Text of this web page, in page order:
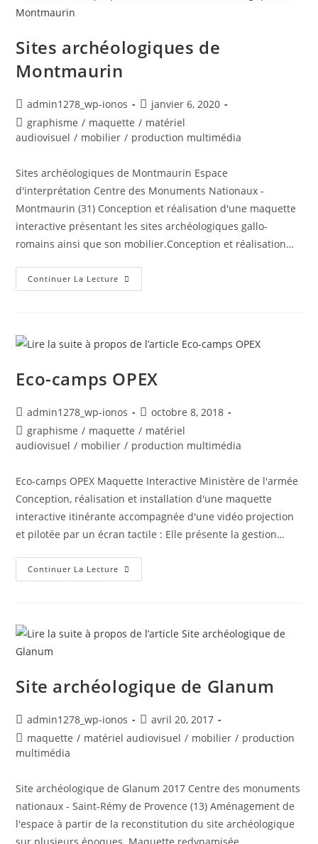
Sites archéologiques de
Montmaurin
Auteur/autrice
de
la
admin1278_wp-ionos
Post
published:
janvier 6, 2020
Post
category:
graphisme / maquette / matériel
audiovisuel / mobilier / production multimédia
Sites archéologiques de Montmaurin Espace
d'interprétation Centre des Monuments Nationaux -
Montmaurin (31) Conception et réalisation d'une maquette
interactive présentant les sites archéologiques gallo-
romains ainsi que son mobilier.Conception et réalisation…
Continuer La Lecture Sites
Archéologiques
Eco-camps OPEX
Auteur/autrice
de
la
admin1278_wp-ionos
Post
published:
octobre 8, 2018
Post
category:
graphisme / maquette / matériel
audiovisuel / mobilier / production multimédia
Eco-camps OPEX Maquette Interactive Ministère de l'armée
Conception, réalisation et installation d'une maquette
interactive itinérante accompagnée d'une vidéo projection
et pilotée par un écran tactile : Elle présente la gestion…
Continuer La Lecture Eco-
Camps
Site archéologique de Glanum
Auteur/autrice
de
la
admin1278_wp-ionos
Post
published:
avril 20, 2017
Post
category:
maquette / matériel audiovisuel / mobilier / production
multimédia
Site archéologique de Glanum 2017 Centre des monuments
nationaux - Saint-Rémy de Provence (13) Aménagement de
l'espace à partir de la reconstitution du site archéologique